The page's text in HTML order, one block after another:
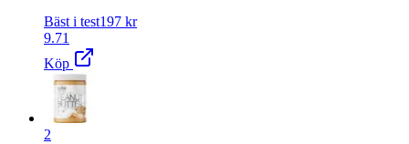
Bäst i test197 kr
9.71
Köp
2